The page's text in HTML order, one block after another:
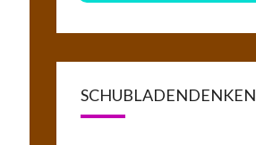
SCHUBLADENDENKEN